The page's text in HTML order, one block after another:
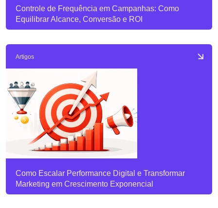
Controle de Frequência em Campanhas: Como
Equilibrar Alcance, Conversão e ROI
Artigos
Como Escalar Performance Digital e Transformar
Marketing em Crescimento Exponencial